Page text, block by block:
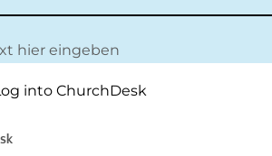
hier eingeben
into ChurchDesk